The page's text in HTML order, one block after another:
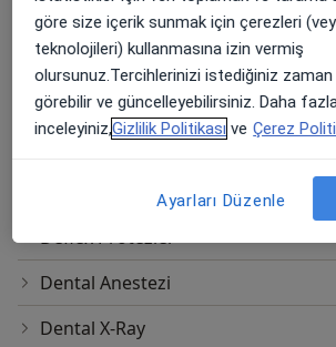
Bonding
Botoks
Bruksizm Tedavisi
Cep Derinliği Azaltma
Cerrahi İmplant
Deflex Protezler
Dental Anestezi
Dental X-Ray
göre size içerik sunmak için çerezleri
teknolojileri) kullanmasına izin vermiş
olursunuz.Tercihlerinizi istediğiniz zaman
görebilir ve güncelleyebilirsiniz. Daha
inceleyiniz,Gizlilik Politikası ve Çerez
Ayarları Düzenle